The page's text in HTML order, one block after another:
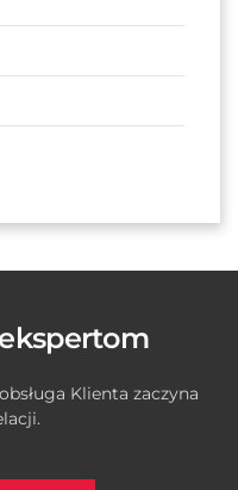
Klienta zaczyna